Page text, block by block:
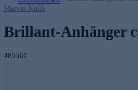
Marvin Kulik
Brillant-Anhänger
485561